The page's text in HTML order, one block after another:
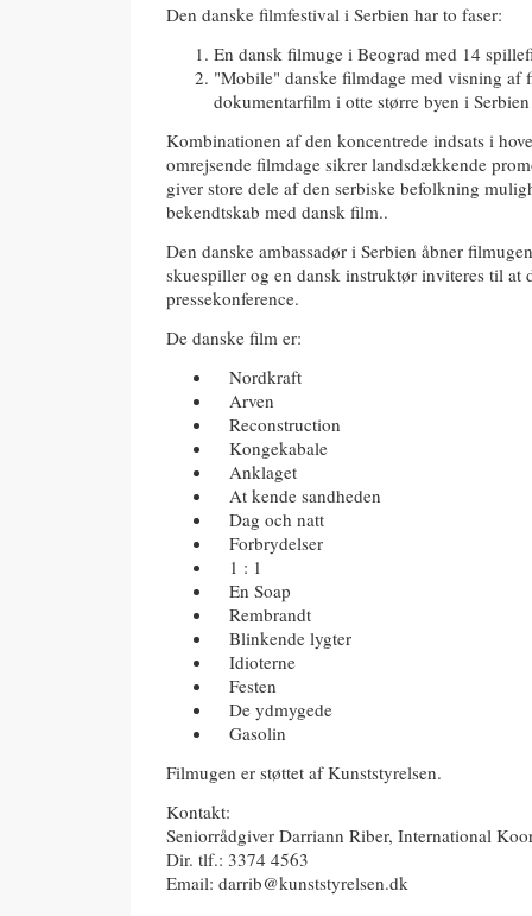
Den danske filmfestival i Serbien har to faser:
En dansk filmuge i Beograd med 14
"Mobile" danske filmdage med visning af
dokumentarfilm i otte større byen i Serbien
Kombinationen af den koncentrede indsats i
omrejsende filmdage sikrer landsdækkende
giver store dele af den serbiske befolkning
bekendtskab med dansk film..
Den danske ambassadør i Serbien åbner
skuespiller og en dansk instruktør inviteres til at
pressekonference.
De danske film er:
Nordkraft
Arven
Reconstruction
Kongekabale
Anklaget
At kende sandheden
Dag och natt
Forbrydelser
1 : 1
En Soap
Rembrandt
Blinkende lygter
Idioterne
Festen
De ydmygede
Gasolin
Filmugen er støttet af Kunststyrelsen.
Kontakt:
Seniorrådgiver Darriann Riber, International
Dir. tlf.: 3374 4563
Email: darrib@kunststyrelsen.dk